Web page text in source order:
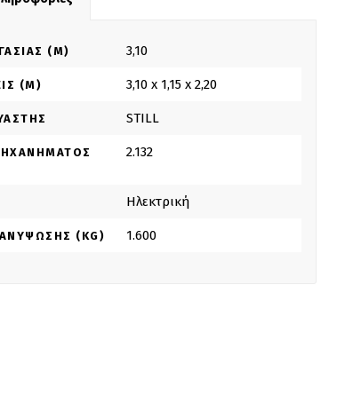
(M) 3,10
(M) 3,10 x 1,15 x 2,20
STILL
2.132
Ηλεκτρική
(KG) 1.600